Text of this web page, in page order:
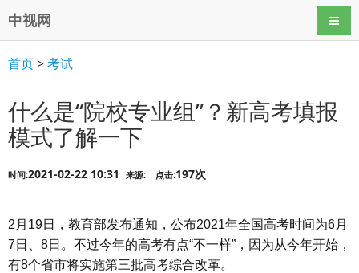
中视网 导航
首页>考试
什么是“院校专业组”？新高考填报
模式了解一下
时间:2021-02-22 10:31 来源: 点击:197次
2月19日，教育部发布通知，公布2021年全国高考时间为6月
7日、8日。不过今年的高考有点“不一样”，因为从今年开始，
有8个省市将实施第三批高考综合改革。